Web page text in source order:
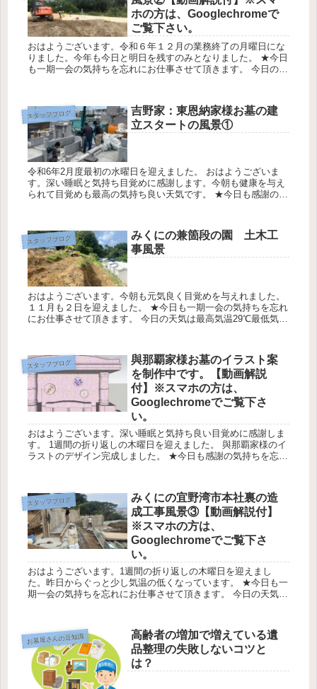
ホの方は、Googlechromeで
ご覧下さい。
おはようございます。令和６年１２月の業務終了の月曜日にな
りました。今年も今日と明日を残すのみとなりました。 ★今日
も一期一会の気持ちを忘れにお仕事させて頂きます。 今日の天
スタッフブログ
吉野家：東恩納家様お墓の建
立スタートの風景①
令和6年2月度最初の水曜日を迎えました。 おはようございま
す。深い睡眠と気持ち目覚めに感謝します。今朝も健康を与え
られて目覚めも最高の気持ち良い天気です。 ★今日も感謝の気
スタッフブログ
みくにの兼箇段の園 土木工
事風景
おはようございます。今朝も元気良く目覚めを与えれました。
１１月も２日を迎えました。 ★今日も一期一会の気持ちを忘れ
にお仕事させて頂きます。 今日の天気は最高気温29℃最低気温
スタッフブログ
與那覇家様お墓のイラスト案
を制作中です。【動画解説
付】※スマホの方は、
Googlechromeでご覧下さ
い。
おはようございます。深い睡眠と気持ち良い目覚めに感謝しま
す。 1週間の折り返しの木曜日を迎えました。 與那覇家様のイ
ラストのデザイン完成しました。 ★今日も感謝の気持ちを忘れ
スタッフブログ
みくにの宜野湾市本社裏の造
成工事風景③【動画解説付】
※スマホの方は、
Googlechromeでご覧下さ
い。
おはようございます。1週間の折り返しの木曜日を迎えまし
た。昨日からぐっと少し気温の低くなっています。 ★今日も一
期一会の気持ちを忘れにお仕事させて頂きます。 今日の天気は
お墓屋さんの豆知識
高齢者の増加で増えている遺
品整理の失敗しないコツと
は？